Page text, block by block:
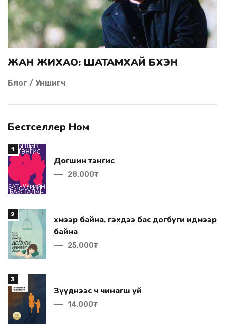
ЖАН ЖИХАО: ШАТАМХАЙ БҮХЭН
Блог / Уншигч
Бестселлер Ном
1
Догшин тэнгис
28.000₮
2
байна
25.000₮
3
Зүүднээс ч чинагш уй
14.000₮